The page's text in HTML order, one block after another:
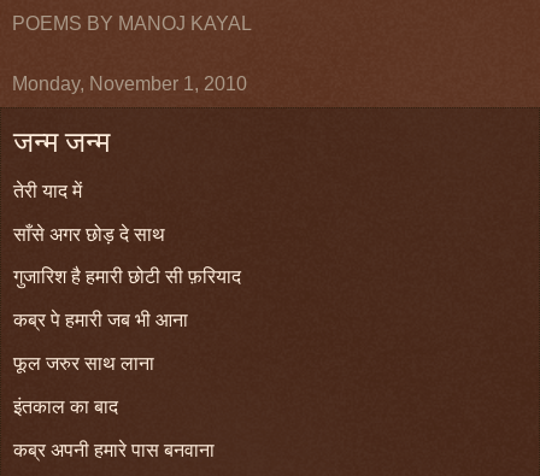
POEMS BY MANOJ KAYAL
Monday, November 1, 2010
जन्म जन्म
तेरी याद में
साँसे अगर छोड़ दे साथ
गुजारिश है हमारी छोटी सी फ़रियाद
कब्र पे हमारी जब भी आना
फूल जरुर साथ लाना
इंतकाल का बाद
कब्र अपनी हमारे पास बनवाना